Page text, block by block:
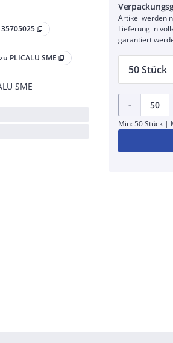
content_copy
PLICALU SME content_copy
SME
Artikel werden
Lieferung in
garantiert
50 Stück
-
Min: 50 Stück |